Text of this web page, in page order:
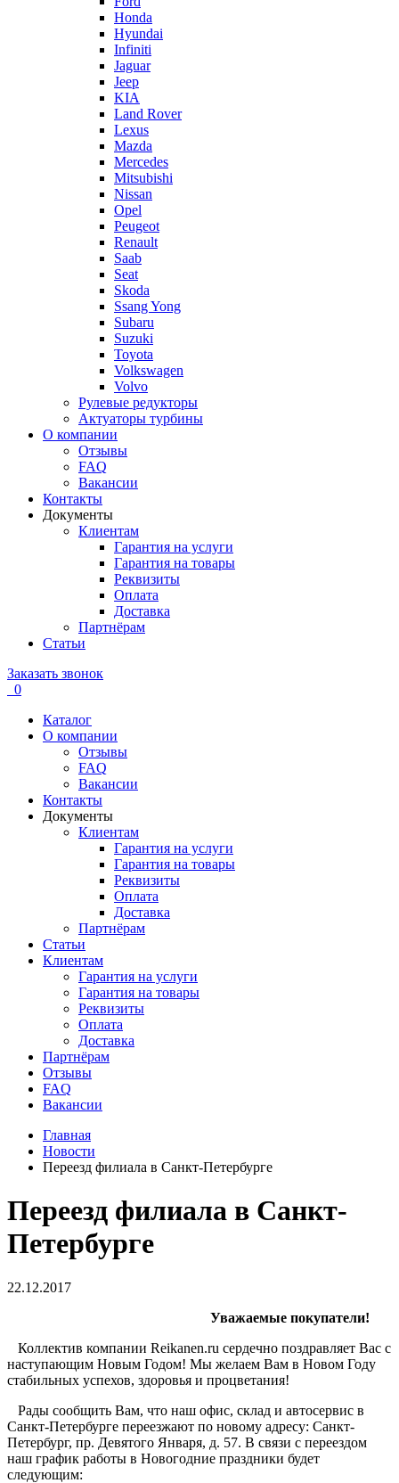
Honda
Hyundai
Infiniti
Jaguar
Jeep
KIA
Land Rover
Lexus
Mazda
Mercedes
Mitsubishi
Nissan
Opel
Peugeot
Renault
Saab
Seat
Skoda
Ssang Yong
Subaru
Suzuki
Toyota
Volkswagen
Volvo
Рулевые редукторы
Актуаторы турбины
О компании
Отзывы
FAQ
Вакансии
Контакты
Документы
Клиентам
Гарантия на услуги
Гарантия на товары
Реквизиты
Оплата
Доставка
Партнёрам
Статьи
Заказать звонок
0
Каталог
О компании
Отзывы
FAQ
Вакансии
Контакты
Документы
Клиентам
Гарантия на услуги
Гарантия на товары
Реквизиты
Оплата
Доставка
Партнёрам
Статьи
Клиентам
Гарантия на услуги
Гарантия на товары
Реквизиты
Оплата
Доставка
Партнёрам
Отзывы
FAQ
Вакансии
Главная
Новости
Переезд филиала в Санкт-Петербурге
Переезд филиала в Санкт-
Петербурге
22.12.2017
Уважаемые покупатели!
Коллектив компании Reikanen.ru сердечно поздравляет Вас с
наступающим Новым Годом! Мы желаем Вам в Новом Году
стабильных успехов, здоровья и процветания!
Рады сообщить Вам, что наш офис, склад и автосервис в
Санкт-Петербурге переезжают по новому адресу: Санкт-
Петербург, пр. Девятого Января, д. 57. В связи с переездом
наш график работы в Новогодние праздники будет
следующим: